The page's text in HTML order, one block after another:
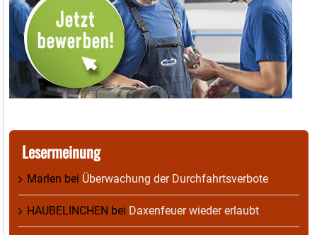
Lesermeinung
Marlen bei Überwachung der Durchfahrtsverbote
HAUBELINCHEN bei Daxenfeuer wieder erlaubt